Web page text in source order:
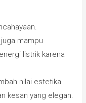
mampu
listrik karena
nilai estetika
kesan yang elegan.